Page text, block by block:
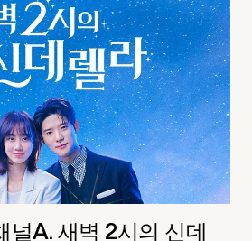
널A. 새벽 2시의 신데